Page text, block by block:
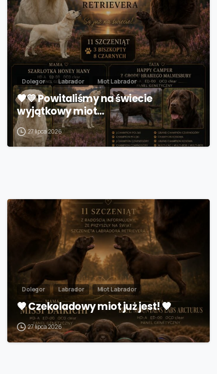
Dolegor Labrador Miot Labrador
🖤💛 Powitaliśmy na świecie
wyjątkowy miot…
27 lipca 2026
Dolegor Labrador Miot Labrador
🤎 Czekoladowy miot już jest! 🤎
27 lipca 2026